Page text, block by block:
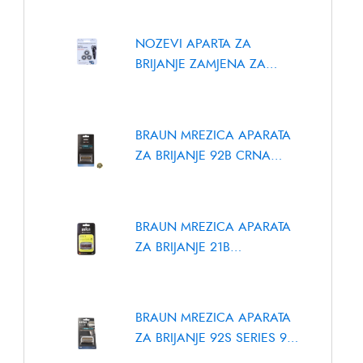
POSUDA ZA
MLIJEKO
NOZEVI APARTA ZA
BRIJANJE ZAMJENA ZA
BRAUN MREZICA APARATA
ZA BRIJANJE 92B CRNA
BRAUN MREZICA APARATA
ZA BRIJANJE 21B
BRAUN MREZICA APARATA
ZA BRIJANJE 92S SERIES 9